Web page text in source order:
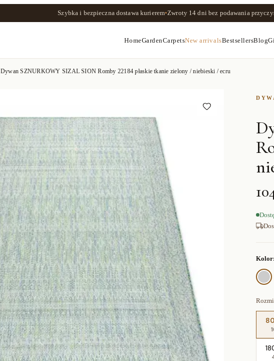
Szybka i bezpieczna dostawa kurierem•Zwroty 14 dnibez podawania
HomeGardenCarpetsNew arrivalsBestsellersBlog
Dywan SZNURKOWY SIZAL SION Romby 22184 płaskie tkanie zielony / niebieski / ecru
Kolor: